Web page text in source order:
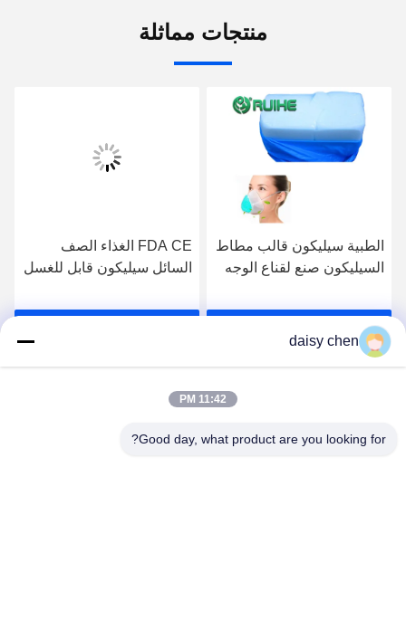
منتجات مماثلة
الطبية سيليكون قالب مطاط
السيليكون صنع لقناع الوجه
احصل على افضل سعر
FDA CE الغذاء الصف
السائل سيليكون قابل للغسل
لإعادة الاستخدام N95 قناع
daisy chen
11:42 PM
Good day, what product are you looking for?